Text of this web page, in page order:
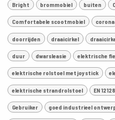
Bright brommobiel buiten
Comfortabele scootmobiel corona
doorrijden draaicirkel
duur dwarsleasie elektrische
elektrische rolstoel met joystick
elektrische strandrolstoel EN
Gebruiker goed industrieel